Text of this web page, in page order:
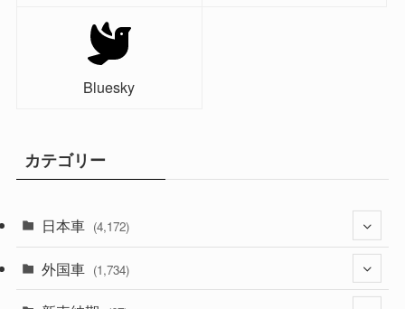
Bluesky
カテゴリー
日本車 (4,172)
(1,321)
(329)
外国車 (1,734)